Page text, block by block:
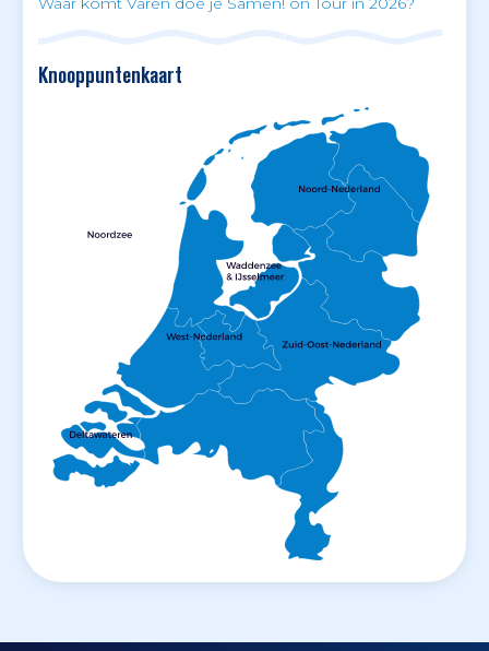
Knooppuntenkaart